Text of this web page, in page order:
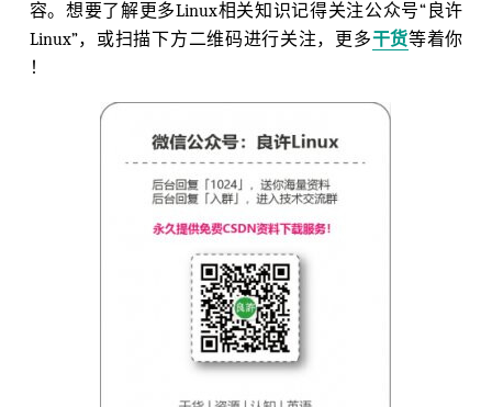
容。想要了解更多Linux相关知识记得关注公众号“良许
Linux”，或扫描下方二维码进行关注，更多干货等着你
！